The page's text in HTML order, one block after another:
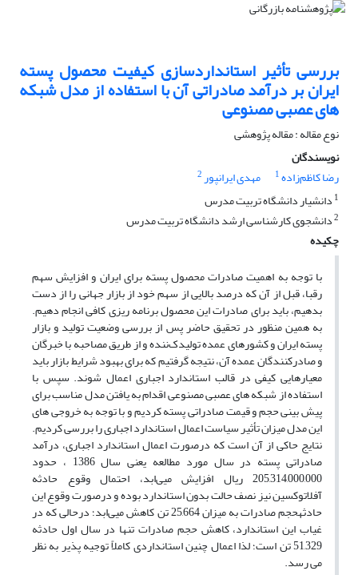
بررسی تأثیر استانداردسازی کیفیت محصول پسته
ایران بر درآمد صادراتی آن با استفاده از مدل شبکه
های عصبی مصنوعی
نوع مقاله : مقاله پژوهشی
نویسندگان
رضا کاظم‌زاده1 مهدی ایرانپور2
1 دانشیار دانشگاه تربیت مدرس
2دانشجوی کارشناسی ارشد دانشگاه تربیت مدرس
چکیده
با توجه به اهمیت صادرات محصول پسته برای ایران و افزایش سهم
رقبا، قبل از آن که درصد بالایی از سهم خود از بازار جهانی را از دست
بدهیم، باید برای صادرات این محصول برنامه ریزی کافی انجام دهیم.
به همین منظور در تحقیق حاضر پس از بررسی وضعیت تولید و بازار
پسته ایران و کشورهای عمده تولیدک‌ننده و از طریق مصاحبه با خبرگان
و صادرکنندگان عمده آن، نتیجه گرفتیم که برای بهبود شرایط بازار باید
معیارهایی کیفی در قالب استاندارد اجباری اعمال شوند. سپس با
استفاده از شبکه های عصبی مصنوعی اقدام به یافتن مدل مناسب برای
پیش بینی حجم و قیمت صادراتی پسته کردیم و با توجه به خروجی های
این مدل میزان تأثیر سیاست اعمال استاندارد اجباری را بررسی کردیم.
نتایج حاکی از آن است که درصورت اعمال استاندارد اجباری، درآمد
صادراتی پسته در سال مورد مطالعه یعنی سال 1386 ، حدود
205,314,000,000 ریال افزایش میی‌ابد، احتمال وقوع حادثه
آفلاتوکسین نیز نصف حالت بدون استاندارد بوده و درصورت وقوع این
حادثهحجم صادرات به میزان 25,664 تن کاهش میی‌ابد؛ درحالی که در
غیاب این استاندارد، کاهش حجم صادرات تنها در سال اول حادثه
51,329 تن است؛ لذا اعمال چنین استانداردی کاملاً توجیه پذیر به نظر
می رسد.